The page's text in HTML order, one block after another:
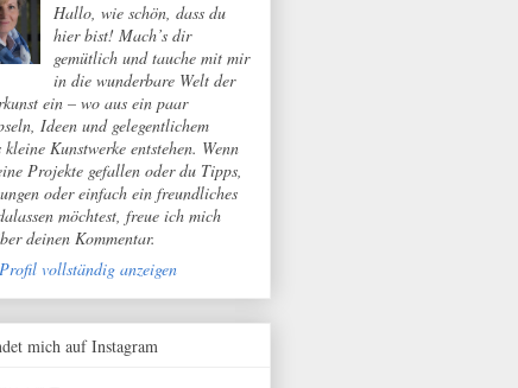
Hallo, wie schön, dass du
hier bist! Mach’s dir
gemütlich und tauche mit mir
in die wunderbare Welt der
ein – wo aus ein paar
Ideen und gelegentlichem
kleine Kunstwerke entstehen. Wenn
Projekte gefallen oder du Tipps,
oder einfach ein freundliches
möchtest, freue ich mich
deinen Kommentar.
vollständig anzeigen
mich auf Instagram